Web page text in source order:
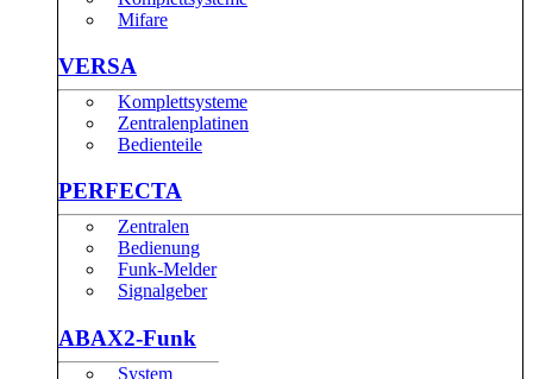
Mifare
VERSA
Komplettsysteme
Zentralenplatinen
Bedienteile
PERFECTA
Zentralen
Bedienung
Funk-Melder
Signalgeber
ABAX2-Funk
System